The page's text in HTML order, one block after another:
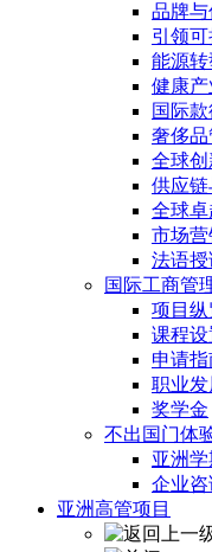
品牌
引领
能源
健康
国际
奢侈
全球
供应
全球
市场
法语
国际工商管
项目纵
课程设
申请
职业发
奖学金
不出国门体
亚洲学
企业咨
亚洲高管项目